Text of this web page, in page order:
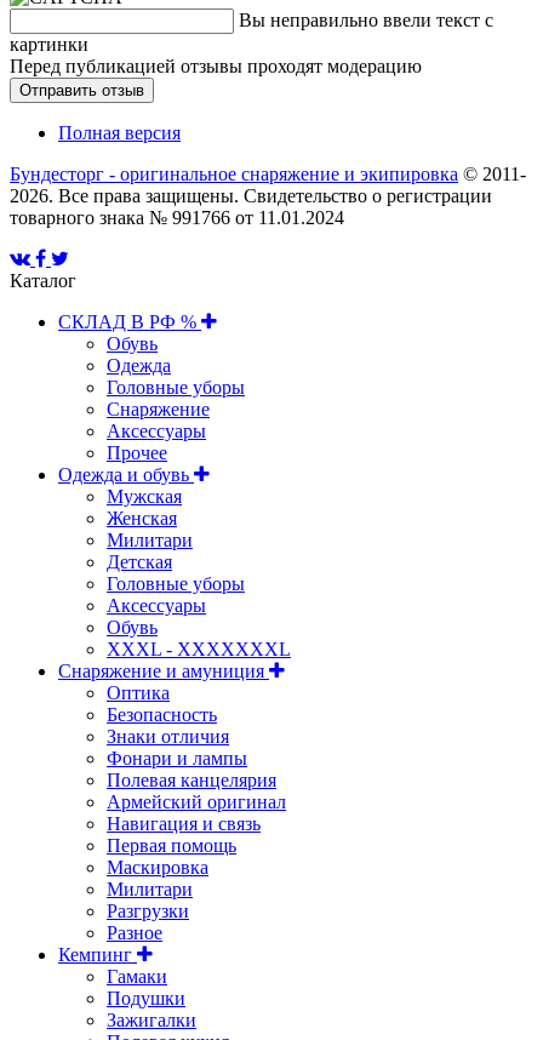
Вы неправильно ввели текст с
картинки
Перед публикацией отзывы проходят модерацию
Полная версия
Бундесторг - оригинальное снаряжение и экипировка © 2011-
2026. Все права защищены. Свидетельство о регистрации
товарного знака № 991766 от 11.01.2024
Каталог
СКЛАД В РФ %
Обувь
Одежда
Головные уборы
Снаряжение
Аксессуары
Прочее
Одежда и обувь
Мужская
Женская
Милитари
Детская
Головные уборы
Аксессуары
Обувь
XXXL - XXXXXXXL
Снаряжение и амуниция
Оптика
Безопасность
Знаки отличия
Фонари и лампы
Полевая канцелярия
Армейский оригинал
Навигация и связь
Первая помощь
Маскировка
Милитари
Разгрузки
Разное
Кемпинг
Гамаки
Подушки
Зажигалки